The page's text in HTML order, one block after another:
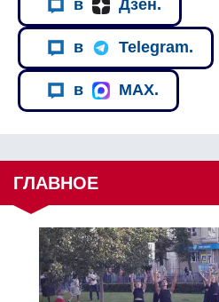
в Дзен.
в Telegram.
в MAX.
ГЛАВНОЕ